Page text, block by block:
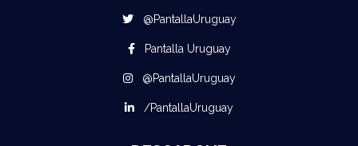
@PantallaUruguay
Pantalla Uruguay
@PantallaUruguay
/PantallaUruguay